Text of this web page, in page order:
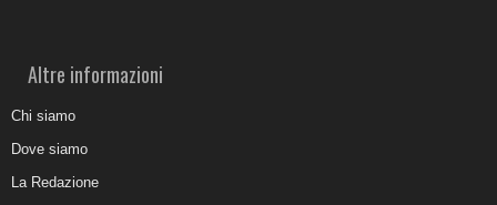
Altre informazioni
Chi siamo
Dove siamo
La Redazione